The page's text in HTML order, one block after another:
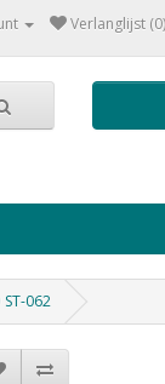
Verlanglijst (0)
ST-062